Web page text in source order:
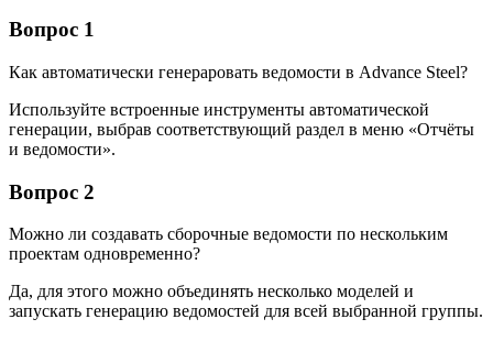
Вопрос 1
Как автоматически генераровать ведомости в Advance Steel?
Используйте встроенные инструменты автоматической
генерации, выбрав соответствующий раздел в меню «Отчёты
и ведомости».
Вопрос 2
Можно ли создавать сборочные ведомости по нескольким
проектам одновременно?
Да, для этого можно объединять несколько моделей и
запускать генерацию ведомостей для всей выбранной группы.